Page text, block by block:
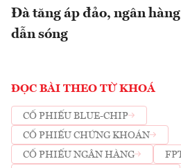
Đà tăng áp đảo, ngân
dẫn sóng
ĐỌC BÀI THEO TỪ KHOÁ
CỔ PHIẾU BLUE-CHIP
CỔ PHIẾU CHỨNG KHOÁN
CỔ PHIẾU NGÂN HÀNG